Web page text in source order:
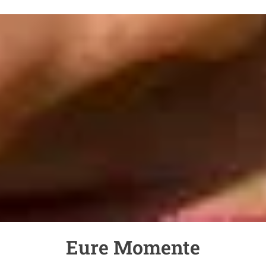
Einleitung
Eure Momente